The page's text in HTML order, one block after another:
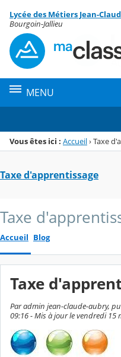
Menu de la rubrique
Contenu
Lycée des Métiers Jean-
Bourgoin-Jallieu
MENU
Vous êtes ici : Accueil›Taxe
Taxe d'apprentissage
Taxe
Accueil Blog
Taxe
Par admin jean-claude-aubry,
09:16 - Mis à jour le vendredi 15